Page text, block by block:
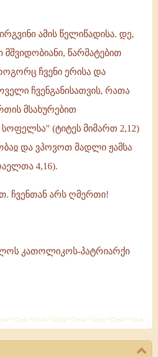
ამის წელიწადისა. დე,
წარმატებით
ჩვენი ერისა და
ჩვენგანისათვის, რათა
მსახურებით
(ტიტეს მიმართ 2,12)
და ვპოვოთ მადლი ჟამსა
4,16).
ჩვენთან არს ღმერთი!
კათოლიკოს-პატრიარქი